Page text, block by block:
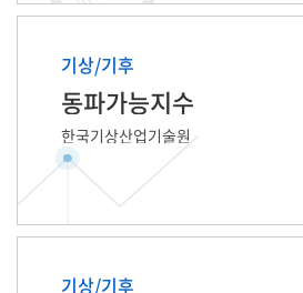
기상/기후
동파가능지수
한국기상산업기술원
기상/기후